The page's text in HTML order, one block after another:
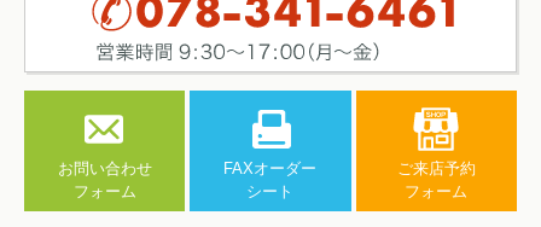
お問い合わせ
フォーム
FAXオーダー
シート
ご来店予約
フォーム